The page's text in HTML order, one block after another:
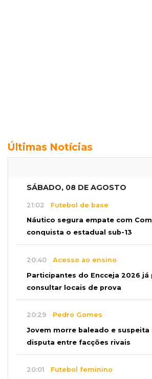
Últimas Notícias
SÁBADO, 08 DE AGOSTO
21:02 Futebol de base
Náutico segura empate com
conquista o estadual sub-13
20:40 Acesso ao ensino
Participantes do Encceja 2026 já
consultar locais de prova
20:29 Pedro Gomes
Jovem morre baleado e suspeita
disputa entre facções rivais
20:01 Futebol feminino